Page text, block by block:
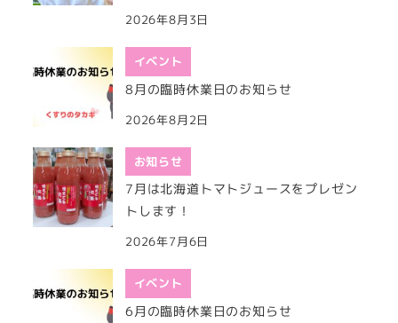
2026年8月3日
イベント
8月の臨時休業日のお知らせ
2026年8月2日
お知らせ
7月は北海道トマトジュースをプレゼン
トします！
2026年7月6日
イベント
6月の臨時休業日のお知らせ